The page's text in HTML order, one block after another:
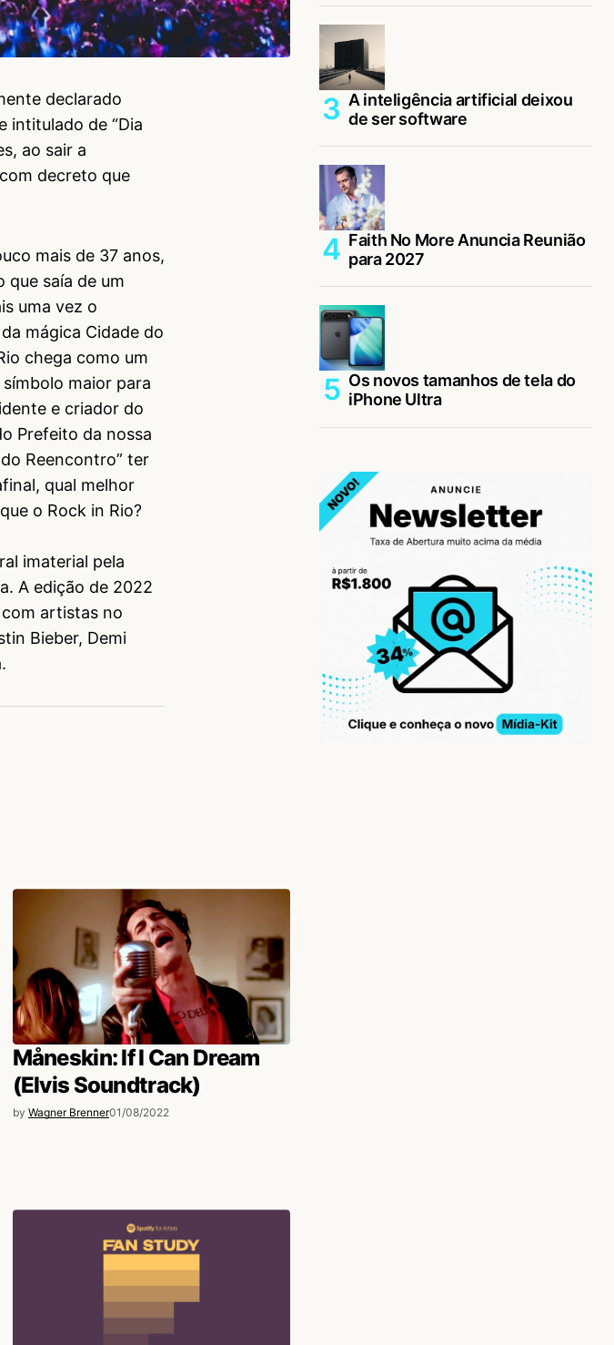
declarado
intitulado de “Dia
ao sair a
decreto que
mais de 37 anos,
que saía de um
uma vez o
mágica Cidade do
chega como um
maior para
e criador do
Prefeito da nossa
Reencontro” ter
qual melhor
o Rock in Rio?
imaterial pela
A edição de 2022
com artistas no
Bieber, Demi
Måneskin: If I Can Dream
(Elvis Soundtrack)
by Wagner Brenner01/08/2022
A inteligência artificial deixou
de ser software
Faith No More Anuncia Reunião
para 2027
Os novos tamanhos de tela do
iPhone Ultra